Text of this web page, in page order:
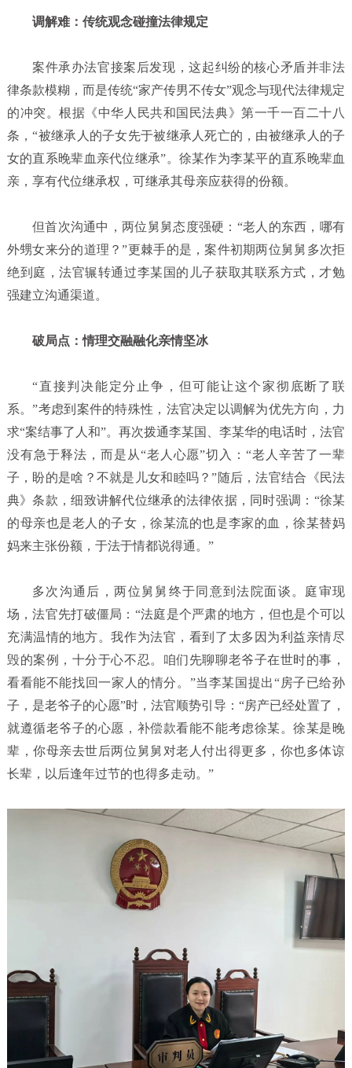
调解难：传统观念碰撞法律规定
案件承办法官接案后发现，这起纠纷的核心矛盾并非法
律条款模糊，而是传统“家产传男不传女”观念与现代法律规定
的冲突。根据《中华人民共和国民法典》第一千一百二十八
条，“被继承人的子女先于被继承人死亡的，由被继承人的子
女的直系晚辈血亲代位继承”。徐某作为李某平的直系晚辈血
亲，享有代位继承权，可继承其母亲应获得的份额。
但首次沟通中，两位舅舅态度强硬：“老人的东西，哪有
外甥女来分的道理？”更棘手的是，案件初期两位舅舅多次拒
绝到庭，法官辗转通过李某国的儿子获取其联系方式，才勉
强建立沟通渠道。
破局点：情理交融融化亲情坚冰
“直接判决能定分止争，但可能让这个家彻底断了联
系。”考虑到案件的特殊性，法官决定以调解为优先方向，力
求“案结事了人和”。再次拨通李某国、李某华的电话时，法官
没有急于释法，而是从“老人心愿”切入：“老人辛苦了一辈
子，盼的是啥？不就是儿女和睦吗？”随后，法官结合《民法
典》条款，细致讲解代位继承的法律依据，同时强调：“徐某
的母亲也是老人的子女，徐某流的也是李家的血，徐某替妈
妈来主张份额，于法于情都说得通。”
多次沟通后，两位舅舅终于同意到法院面谈。庭审现
场，法官先打破僵局：“法庭是个严肃的地方，但也是个可以
充满温情的地方。我作为法官，看到了太多因为利益亲情尽
毁的案例，十分于心不忍。咱们先聊聊老爷子在世时的事，
看看能不能找回一家人的情分。”当李某国提出“房子已给孙
子，是老爷子的心愿”时，法官顺势引导：“房产已经处置了，
就遵循老爷子的心愿，补偿款看能不能考虑徐某。徐某是晚
辈，你母亲去世后两位舅舅对老人付出得更多，你也多体谅
长辈，以后逢年过节的也得多走动。”